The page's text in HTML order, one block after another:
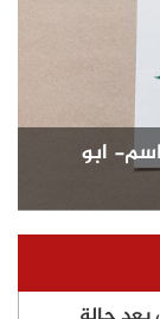
ابو